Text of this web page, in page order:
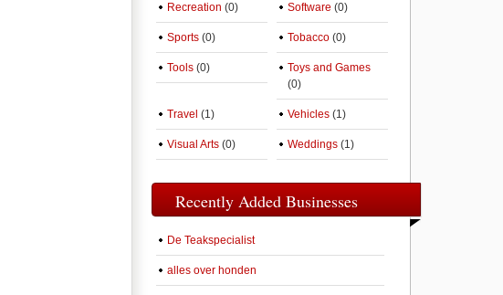
Recreation (0) Software (0)
Sports (0) Tobacco (0)
Tools (0)
Toys and Games
(0)
Travel (1) Vehicles (1)
Visual Arts (0) Weddings (1)
Recently Added Businesses
De Teakspecialist
alles over honden